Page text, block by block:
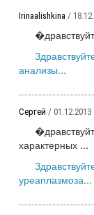
Irinaalishkina /
анализы...
Сергей / 01.12.2013
характерных ...
уреаплазмоза...